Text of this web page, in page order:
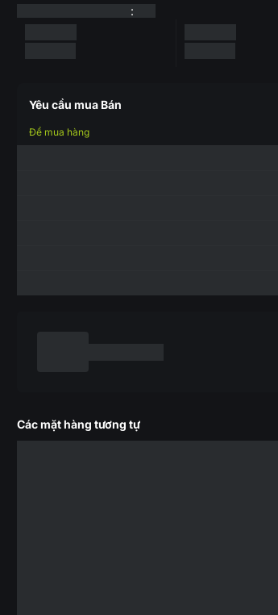
:
Yêu cầu mua Bán
Để mua hàng
Các mặt hàng tương tự